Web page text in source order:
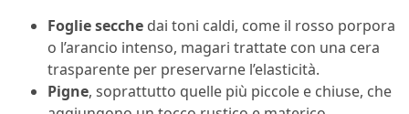
Foglie secche dai toni caldi, come il rosso porpora
o l’arancio intenso, magari trattate con una cera
trasparente per preservarne l’elasticità.
Pigne, soprattutto quelle più piccole e chiuse, che